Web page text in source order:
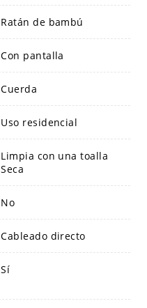
Ratán de bambú
Con pantalla
Cuerda
Uso residencial
Limpia con una toalla
Seca
No
Cableado directo
Sí